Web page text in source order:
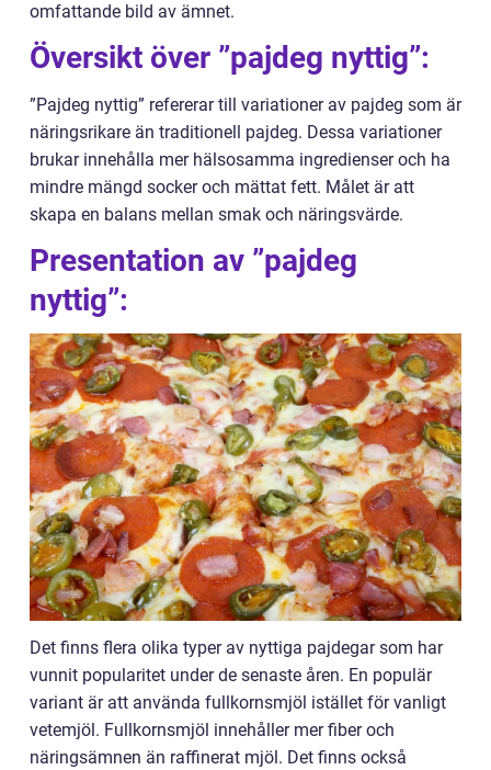
omfattande bild av ämnet.
Översikt över ”pajdeg nyttig”:
”Pajdeg nyttig” refererar till variationer av pajdeg som är
näringsrikare än traditionell pajdeg. Dessa variationer
brukar innehålla mer hälsosamma ingredienser och ha
mindre mängd socker och mättat fett. Målet är att
skapa en balans mellan smak och näringsvärde.
Presentation av ”pajdeg
nyttig”:
Det finns flera olika typer av nyttiga pajdegar som har
vunnit popularitet under de senaste åren. En populär
variant är att använda fullkornsmjöl istället för vanligt
vetemjöl. Fullkornsmjöl innehåller mer fiber och
näringsämnen än raffinerat mjöl. Det finns också